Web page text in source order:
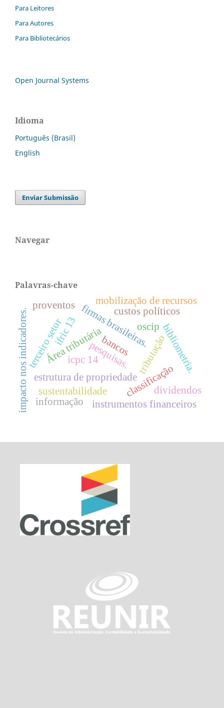
Para Leitores
Para Autores
Para Bibliotecários
Open Journal Systems
Idioma
Português (Brasil)
English
Enviar Submissão
Navegar
Palavras-chave
classificação
Área tributária tributação
estrutura de propriedade
firmas brasileiras. bibliometria.
bancos
impacto nos indicadores. instrumentos financeiros
pesquisas.
mobilização de recursos
terceiro setor oscip
sustentabilidade
custos políticos
ifric 13
icpc 14
dividendos
proventos
informação